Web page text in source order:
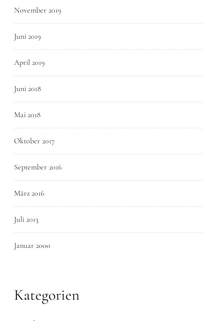
November 2019
Juni 2019
April 2019
Juni 2018
Mai 2018
Oktober 2017
September 2016
März 2016
Juli 2013
Januar 2000
Kategorien